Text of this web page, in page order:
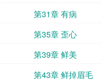
第31章 有病
第35章 歪心
第39章 鲜美
第43章 鲜掉眉毛